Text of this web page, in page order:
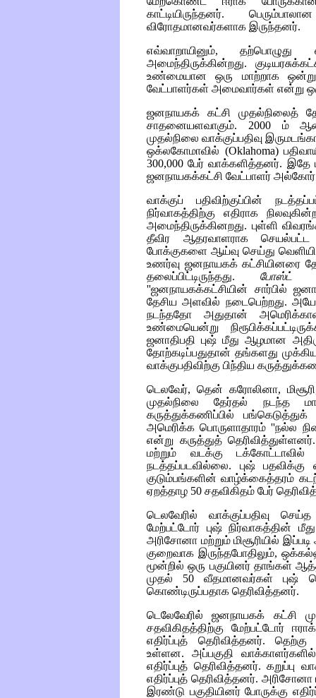
காட்டியிருந்தனர்.
விரோதமானவர்களாக இருந்தனர்.
எவ்வாறாயினும்,
அமைந்திருக்கின்றது.
உண்மையான ஒரு மாற்றாக
வேட்பாளர்கள் அமைவார்கள் என்று
ஜனநாயகக் கட்சி முதல்நிலைத்
சாதனையளவாகும். 2000 ம்
முதல்நிலை வாக்குப்பதிவு
ஒக்லகோமாவில் (Oklahoma)
300,000 பேர் வாக்களித்தனர். இதே
ஜனநாயகக்கட்சி வேட்பாளர் அல்கோர்
வாக்குப் பதிவிற்குப்பின்
நிர்வாகத்திற்கு எதிராக
அமைந்திருக்கினறது. புள்ளி
தீவிர ஆதரவாளராக
போக்குகளை ஆய்வு செய்து
உணர்வு ஜனநாயகக் கட்சியினரை
தலைப்பிட்டிருந்தது. போஸ்ட்
''ஜனநாயகக்கட்சியின் சார்பில்
தேசிய அளவில் நடைபெற்றது.
நடந்ததோ அதுதான்
உண்மையென்று
ஜனாதிபதி புஷ் மீது ஆழமான
தோற்கடிப்பதுதான் தங்களது
வாக்குபதிவிற்கு பிந்திய
டெலவேர், தென் கரோலினா,
முதல்நிலை தேர்தல் நடந்த
கருத்துக்கணிப்பில்
அமெரிக்க பொருளாதாரம் ''நல்ல
என்று கருத்துத்
மற்றும் வடக்கு டக்கோட்டாவில்
நடத்தப்படவில்லை. புஷ்
குடும்பங்களின் வாழ்க்கைத்தரம்
ஏறத்தாழ 50 சதவிகிதம் பேர்
டெலவேரில் வாக்குப்பதிவு
மேற்பட்டோர் புஷ் நிர்வாகத்தின்
அரிசோனா மற்றும் மிசூரியில்
குறைவாக இருந்தபோதிலும்,
மூன்றில் ஒரு பகுயினர் தாங்கள்
முதல் 50 வீதமானவர்கள் புஷ்
கொண்டிருப்பதாக தெரிவித்தனர்.
டெலேவேரில் ஜனநாயகக் கட்சி
சதவிகிதத்திற்கு மேற்பட்டோர்
எதிர்ப்புத் தெரிவித்தனர்.
உள்ளன. அப்பகுதி
எதிர்ப்புத் தெரிவித்தனர். கறுப்பு
எதிர்ப்புத் தெரிவித்தனர்.
இரண்டு பகுதியினர் போருக்கு